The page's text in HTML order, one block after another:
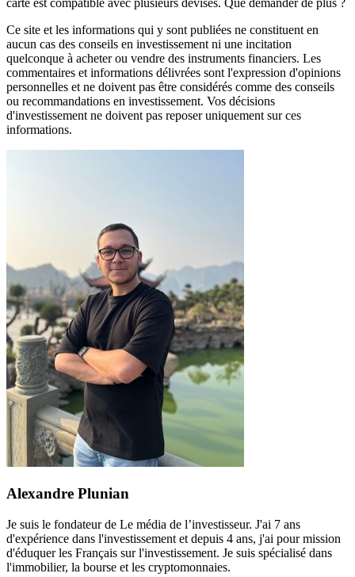
carte est compatible avec plusieurs devises. Que demander de plus ?
Ce site et les informations qui y sont publiées ne constituent en
aucun cas des conseils en investissement ni une incitation
quelconque à acheter ou vendre des instruments financiers. Les
commentaires et informations délivrées sont l'expression d'opinions
personnelles et ne doivent pas être considérés comme des conseils
ou recommandations en investissement. Vos décisions
d'investissement ne doivent pas reposer uniquement sur ces
informations.
Alexandre Plunian
Je suis le fondateur de Le média de l’investisseur. J'ai 7 ans
d'expérience dans l'investissement et depuis 4 ans, j'ai pour mission
d'éduquer les Français sur l'investissement. Je suis spécialisé dans
l'immobilier, la bourse et les cryptomonnaies.